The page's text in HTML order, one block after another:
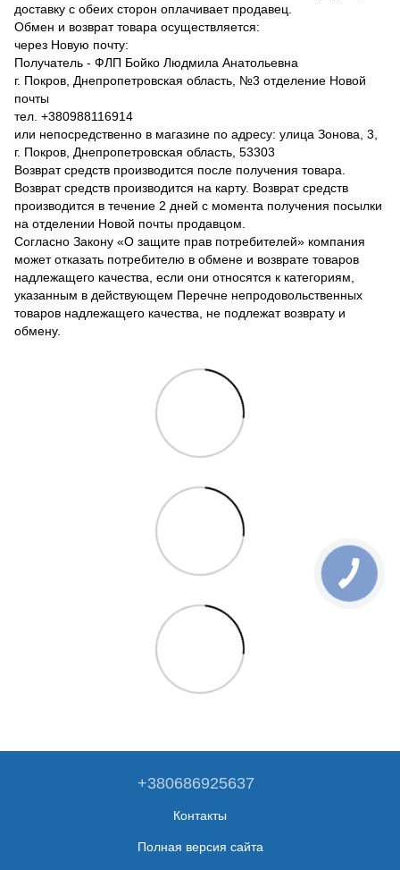
доставку с обеих сторон оплачивает продавец.
Обмен и возврат товара осуществляется:
через Новую почту:
Получатель - ФЛП Бойко Людмила Анатольевна
г. Покров, Днепропетровская область, №3 отделение Новой
почты
тел. +380988116914
или непосредственно в магазине по адресу: улица Зонова, 3,
г. Покров, Днепропетровская область, 53303
Возврат средств производится после получения товара.
Возврат средств производится на карту. Возврат средств
производится в течение 2 дней с момента получения посылки
на отделении Новой почты продавцом.
Согласно Закону «О защите прав потребителей» компания
может отказать потребителю в обмене и возврате товаров
надлежащего качества, если они относятся к категориям,
указанным в действующем Перечне непродовольственных
товаров надлежащего качества, не подлежат возврату и
обмену.
+380686925637
Контакты
Полная версия сайта